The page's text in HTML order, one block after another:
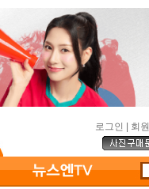
로그인 회